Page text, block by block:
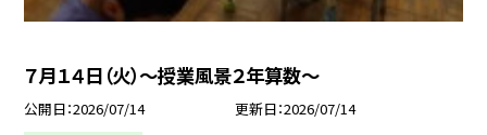
７月１４日（火）～授業風景２年算数～
公開日 2026/07/14 更新日 2026/07/14